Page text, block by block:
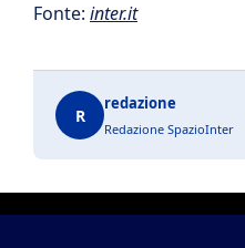
Fonte: inter.it
R
redazione
Redazione SpazioInter